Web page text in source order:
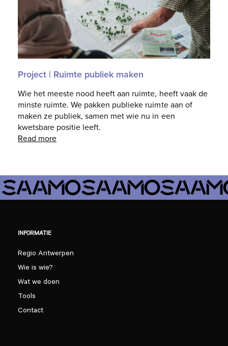
Project | Ruimte publiek maken
Wie het meeste nood heeft aan ruimte, heeft vaak de
minste ruimte. We pakken publieke ruimte aan of
maken ze publiek, samen met wie nu in een
kwetsbare positie leeft.
Read more
INFORMATIE
Regio Antwerpen
Wie is wie?
Wat we doen
Tools
Contact